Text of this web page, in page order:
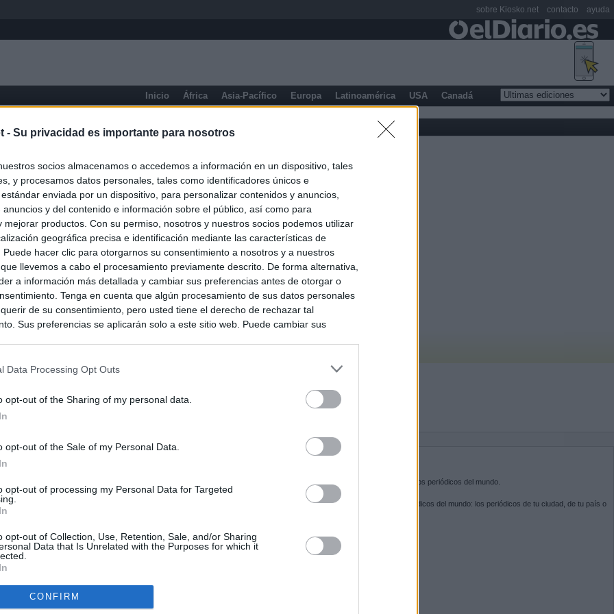
- Su privacidad es importante para nosotros
socios almacenamos o accedemos a información en un dispositivo, tales
y procesamos datos personales, tales como identificadores únicos e
enviada por un dispositivo, para personalizar contenidos y anuncios,
anuncios y del contenido e información sobre el público, así como para
mejorar productos. Con su permiso, nosotros y nuestros socios podemos utilizar
geográfica precisa e identificación mediante las características de
Puede hacer clic para otorgarnos su consentimiento a nosotros y a nuestros
llevemos a cabo el procesamiento previamente descrito. De forma alternativa,
a información más detallada y cambiar sus preferencias antes de otorgar o
Tenga en cuenta que algún procesamiento de sus datos personales
de su consentimiento, pero usted tiene el derecho de rechazar tal
Sus preferencias se aplicarán solo a este sitio web. Puede cambiar sus
Data Processing Opt Outs
opt-out of the Sharing of my personal data.
opt-out of the Sale of my Personal Data.
opt-out of processing my Personal Data for Targeted
opt-out of Collection, Use, Retention, Sale, and/or Sharing
Data that Is Unrelated with the Purposes for which it
CONFIRM
Inicio África Asia-Pacífico Europa Latinoamérica USA Canadá
un ultimátum a Italia: o levanta los controles a viajeros de
"medidas proporcionales"
15 de agosto: "No aceptamos imposiciones"
el intento del PP de que los ministros acudan al Senado en
de Ceuta
SOBRE KIOSKO.NET
es la puerta de entrada a los periódicos del mundo.
Navega por las portadas de los periódicos del mundo: los periódicos de tu ciudad, de tu país o
SÍGUENOS
sobre Kiosko.net contacto ayuda